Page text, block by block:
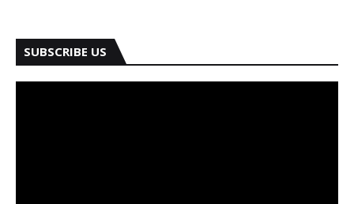
SUBSCRIBE US